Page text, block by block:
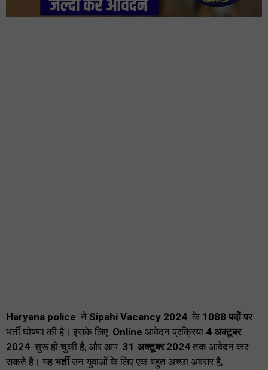
Haryana police ने Sipahi Vacancy 2024 के 1088 पदोंपर
भर्ती घोषणा की है। इसके लिए Online आवेदन प्रक्रिया 4 अक्टूबर
2024 शुरू हो चुकी है, और आप 31 अक्टूबर 2024 तक आवेदन कर
सकते हैं। यहभर्तीउन युवाओं के लिए एक बहुत अच्छा अवसर है,